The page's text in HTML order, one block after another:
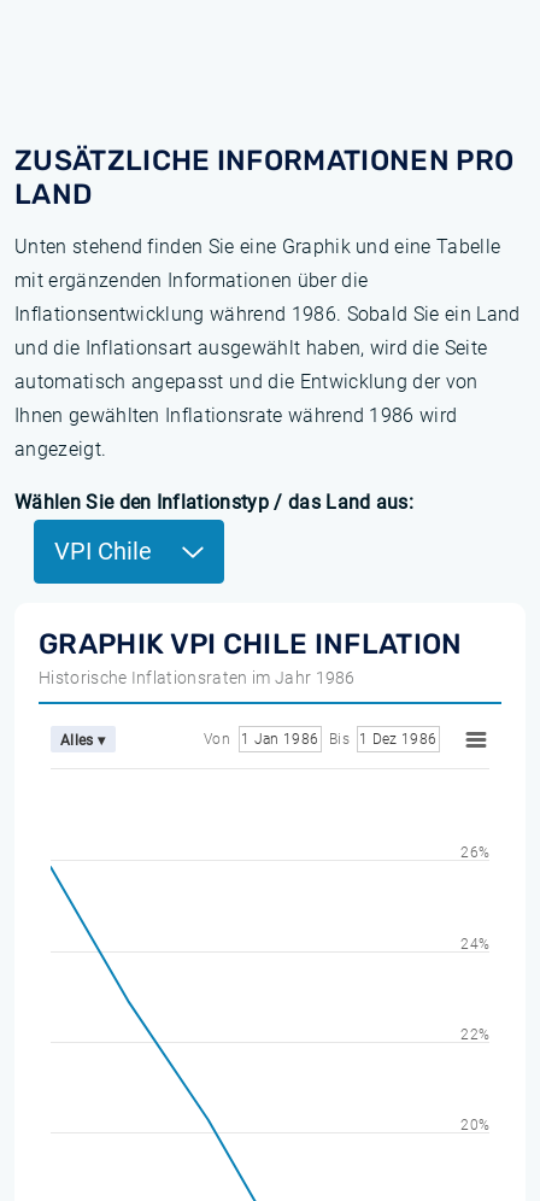
ZUSÄTZLICHE INFORMATIONEN PRO
LAND
Unten stehend finden Sie eine Graphik und eine Tabelle
mit ergänzenden Informationen über die
Inflationsentwicklung während 1986. Sobald Sie ein Land
und die Inflationsart ausgewählt haben, wird die Seite
automatisch angepasst und die Entwicklung der von
Ihnen gewählten Inflationsrate während 1986 wird
angezeigt.
Wählen Sie den Inflationstyp / das Land aus:
VPI Chile
GRAPHIK VPI CHILE INFLATION
Historische Inflationsraten im Jahr 1986
Alles ▾ Von 1 Jan 1986 Bis 1 Dez 1986
20%
22%
24%
26%